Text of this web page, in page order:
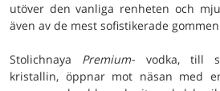
utöver den vanliga renheten och
även av de mest sofistikerade
Stolichnaya Premium- vodka, till
kristallin, öppnar mot näsan med